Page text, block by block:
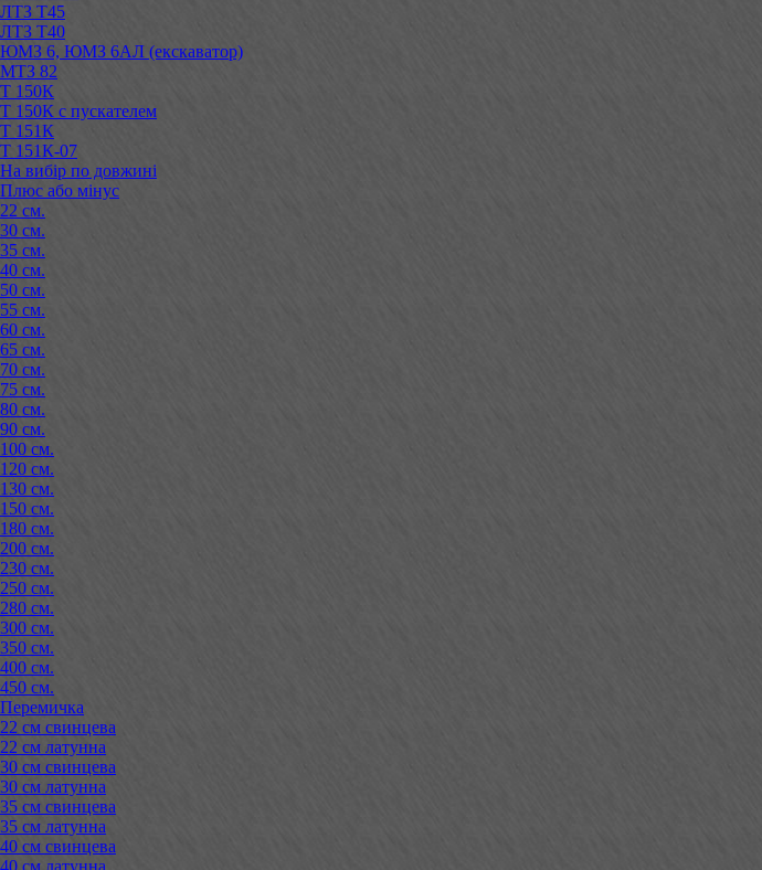
ЛТЗ Т45
ЛТЗ Т40
ЮМЗ 6, ЮМЗ 6АЛ (екскаватор)
МТЗ 82
Т 150К
Т 150К с пускателем
Т 151К
Т 151К-07
На вибір по довжині
Плюс або мінус
22 см.
30 см.
35 см.
40 см.
50 см.
55 см.
60 см.
65 см.
70 см.
75 см.
80 см.
90 см.
100 см.
120 см.
130 см.
150 см.
180 см.
200 см.
230 см.
250 см.
280 см.
300 см.
350 см.
400 см.
450 см.
Перемичка
22 см свинцева
22 см латунна
30 см свинцева
30 см латунна
35 см свинцева
35 см латунна
40 см свинцева